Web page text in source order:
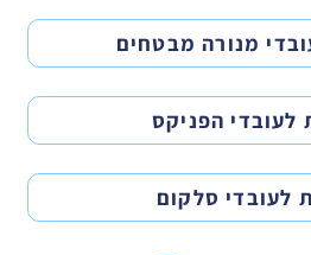
מנורה מבטחים
לעובדי הפניקס
לעובדי סלקום